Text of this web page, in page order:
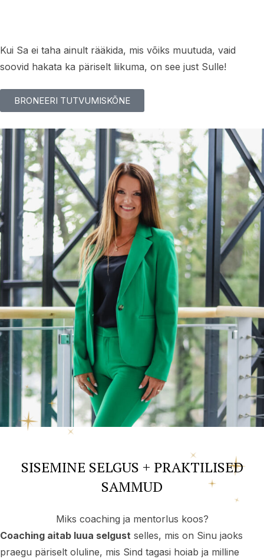
Kui Sa ei taha ainult rääkida, mis võiks muutuda, vaid
soovid hakata ka päriselt liikuma, on see just Sulle!
BRONEERI TUTVUMISKÕNE
SISEMINE SELGUS + PRAKTILISED
SAMMUD
Miks coaching ja mentorlus koos?
Coaching aitab luua selgust selles, mis on Sinu jaoks
praegu päriselt oluline, mis Sind tagasi hoiab ja milline